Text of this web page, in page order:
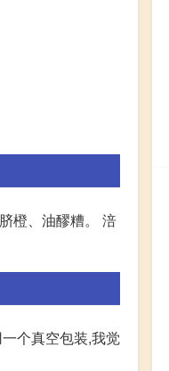
橙、油醪糟。 涪
个真空包装,我觉